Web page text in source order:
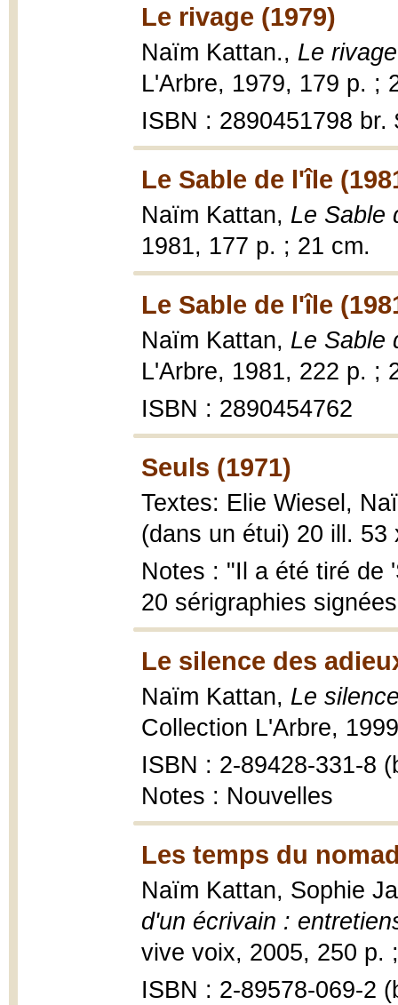
Le rivage (1979)
Naïm Kattan., Le
L'Arbre, 1979, 179 p. ;
ISBN : 2890451798 br.
Le Sable de l'île
Naïm Kattan, Le Sable
1981, 177 p. ; 21 cm.
Le Sable de l'île
Naïm Kattan, Le Sable
L'Arbre, 1981, 222 p. ;
ISBN : 2890454762
Seuls (1971)
Textes: Elie Wiesel,
(dans un étui) 20 ill. 53
Notes : "Il a été tiré de
20 sérigraphies
Le silence des
Naïm Kattan, Le
Collection L'Arbre,
ISBN : 2-89428-331-8
Notes : Nouvelles
Les temps du
Naïm Kattan, Sophie
d'un écrivain :
vive voix, 2005, 250 p.
ISBN : 2-89578-069-2